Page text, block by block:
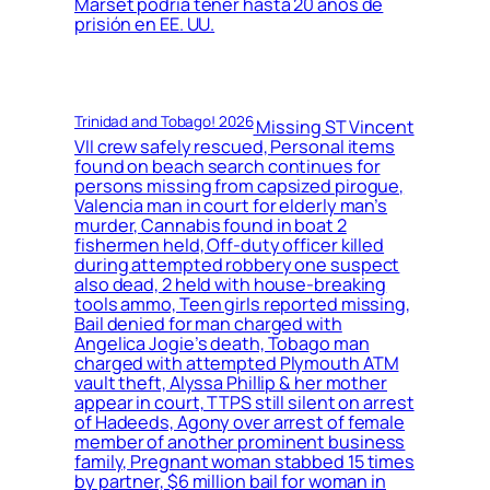
Marset podría tener hasta 20 años de
prisión en EE. UU.
Trinidad and Tobago! 2026Missing ST Vincent
VII crew safely rescued, Personal items
found on beach search continues for
persons missing from capsized pirogue,
Valencia man in court for elderly man’s
murder, Cannabis found in boat 2
fishermen held, Off-duty officer killed
during attempted robbery one suspect
also dead, 2 held with house-breaking
tools ammo, Teen girls reported missing,
Bail denied for man charged with
Angelica Jogie’s death, Tobago man
charged with attempted Plymouth ATM
vault theft, Alyssa Phillip & her mother
appear in court, TTPS still silent on arrest
of Hadeeds, Agony over arrest of female
member of another prominent business
family, Pregnant woman stabbed 15 times
by partner, $6 million bail for woman in